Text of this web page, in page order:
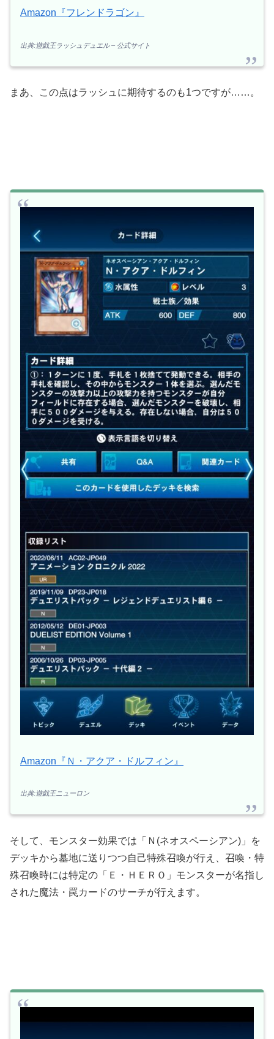
Amazon『フレンドラゴン』
出典:遊戯王ラッシュデュエル – 公式サイト
まあ、この点はラッシュに期待するのも1つですが……。
Amazon『Ｎ・アクア・ドルフィン』
出典:遊戯王ニューロン
そして、モンスター効果では「Ｎ(ネオスペーシアン)」を
デッキから墓地に送りつつ自己特殊召喚が行え、召喚・特
殊召喚時には特定の「Ｅ・ＨＥＲＯ」モンスターが名指し
された魔法・罠カードのサーチが行えます。